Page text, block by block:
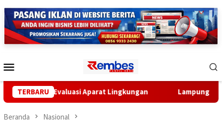
ke
konten
Mobile
TERBARU
Evaluasi Aparat Lingkungan Lampung Gandeng
Beranda Nasional